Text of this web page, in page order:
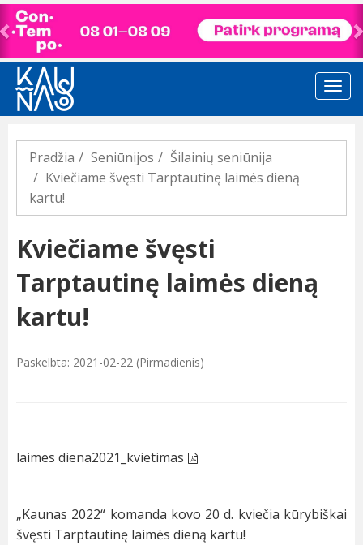
Previous
Pradžia Seniūnijos
Šilainių seniūnija
Kviečiame švęsti Tarptautinę laimės dieną
kartu!
Kviečiame švęsti
Tarptautinę laimės dieną
kartu!
Paskelbta: 2021-02-22 (Pirmadienis)
laimes diena2021_kvietimas
„Kaunas 2022“ komanda kovo 20 d. kviečia kūrybiškai
švęsti Tarptautinę laimės dieną kartu!